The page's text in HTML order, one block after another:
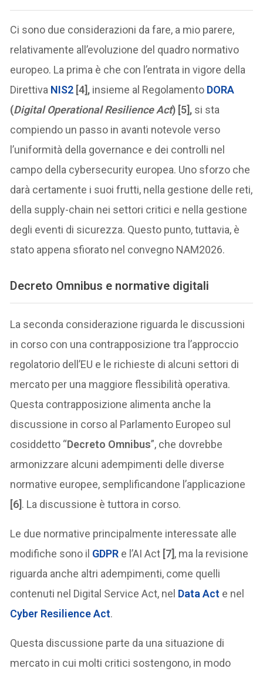
Ci sono due considerazioni da fare, a mio parere,
relativamente all’evoluzione del quadro normativo
europeo. La prima è che con l’entrata in vigore della
Direttiva NIS2 [4], insieme al Regolamento DORA
(Digital Operational Resilience Act) [5], si sta
compiendo un passo in avanti notevole verso
l’uniformità della governance e dei controlli nel
campo della cybersecurity europea. Uno sforzo che
darà certamente i suoi frutti, nella gestione delle reti,
della supply-chain nei settori critici e nella gestione
degli eventi di sicurezza. Questo punto, tuttavia, è
stato appena sfiorato nel convegno NAM2026.
Decreto Omnibus e normative digitali
La seconda considerazione riguarda le discussioni
in corso con una contrapposizione tra l’approccio
regolatorio dell’EU e le richieste di alcuni settori di
mercato per una maggiore flessibilità operativa.
Questa contrapposizione alimenta anche la
discussione in corso al Parlamento Europeo sul
cosiddetto “Decreto Omnibus”, che dovrebbe
armonizzare alcuni adempimenti delle diverse
normative europee, semplificandone l’applicazione
[6]. La discussione è tuttora in corso.
Le due normative principalmente interessate alle
modifiche sono il GDPR e l’AI Act [7], ma la revisione
riguarda anche altri adempimenti, come quelli
contenuti nel Digital Service Act, nel Data Act e nel
Cyber Resilience Act.
Questa discussione parte da una situazione di
mercato in cui molti critici sostengono, in modo